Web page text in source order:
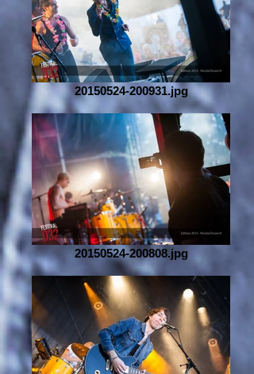
20150524-200931.jpg
20150524-200808.jpg